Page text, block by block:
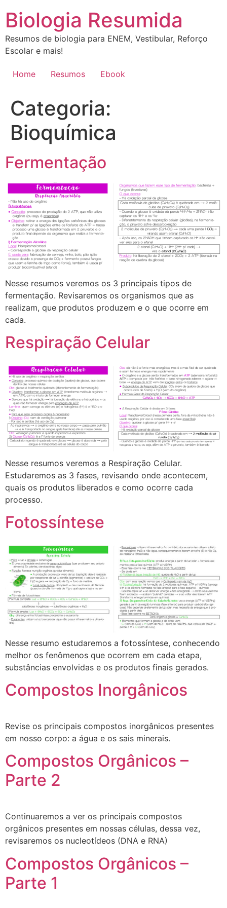
para
conteúdo
Biologia Resumida
Resumos de biologia para ENEM, Vestibular, Reforço
Escolar e mais!
Home Resumos Ebook
Categoria:
Bioquímica
Fermentação
Nesse resumos veremos os 3 principais tipos de
fermentação. Revisaremos os organismos que as
realizam, que produtos produzem e o que ocorre em
cada.
Respiração Celular
Nesse resumos veremos a Respiração Celular.
Estudaremos as 3 fases, revisando onde acontecem,
quais os produtos liberados e como ocorre cada
processo.
Fotossíntese
Nesse resumo estudaremos a fotossíntese, conhecendo
melhor os fenômenos que ocorrem em cada etapa,
substâncias envolvidas e os produtos finais gerados.
Compostos Inorgânicos
Revise os principais compostos inorgânicos presentes
em nosso corpo: a água e os sais minerais.
Compostos Orgânicos –
Parte 2
Continuaremos a ver os principais compostos
orgânicos presentes em nossas células, dessa vez,
revisaremos os nucleotídeos (DNA e RNA)
Compostos Orgânicos –
Parte 1